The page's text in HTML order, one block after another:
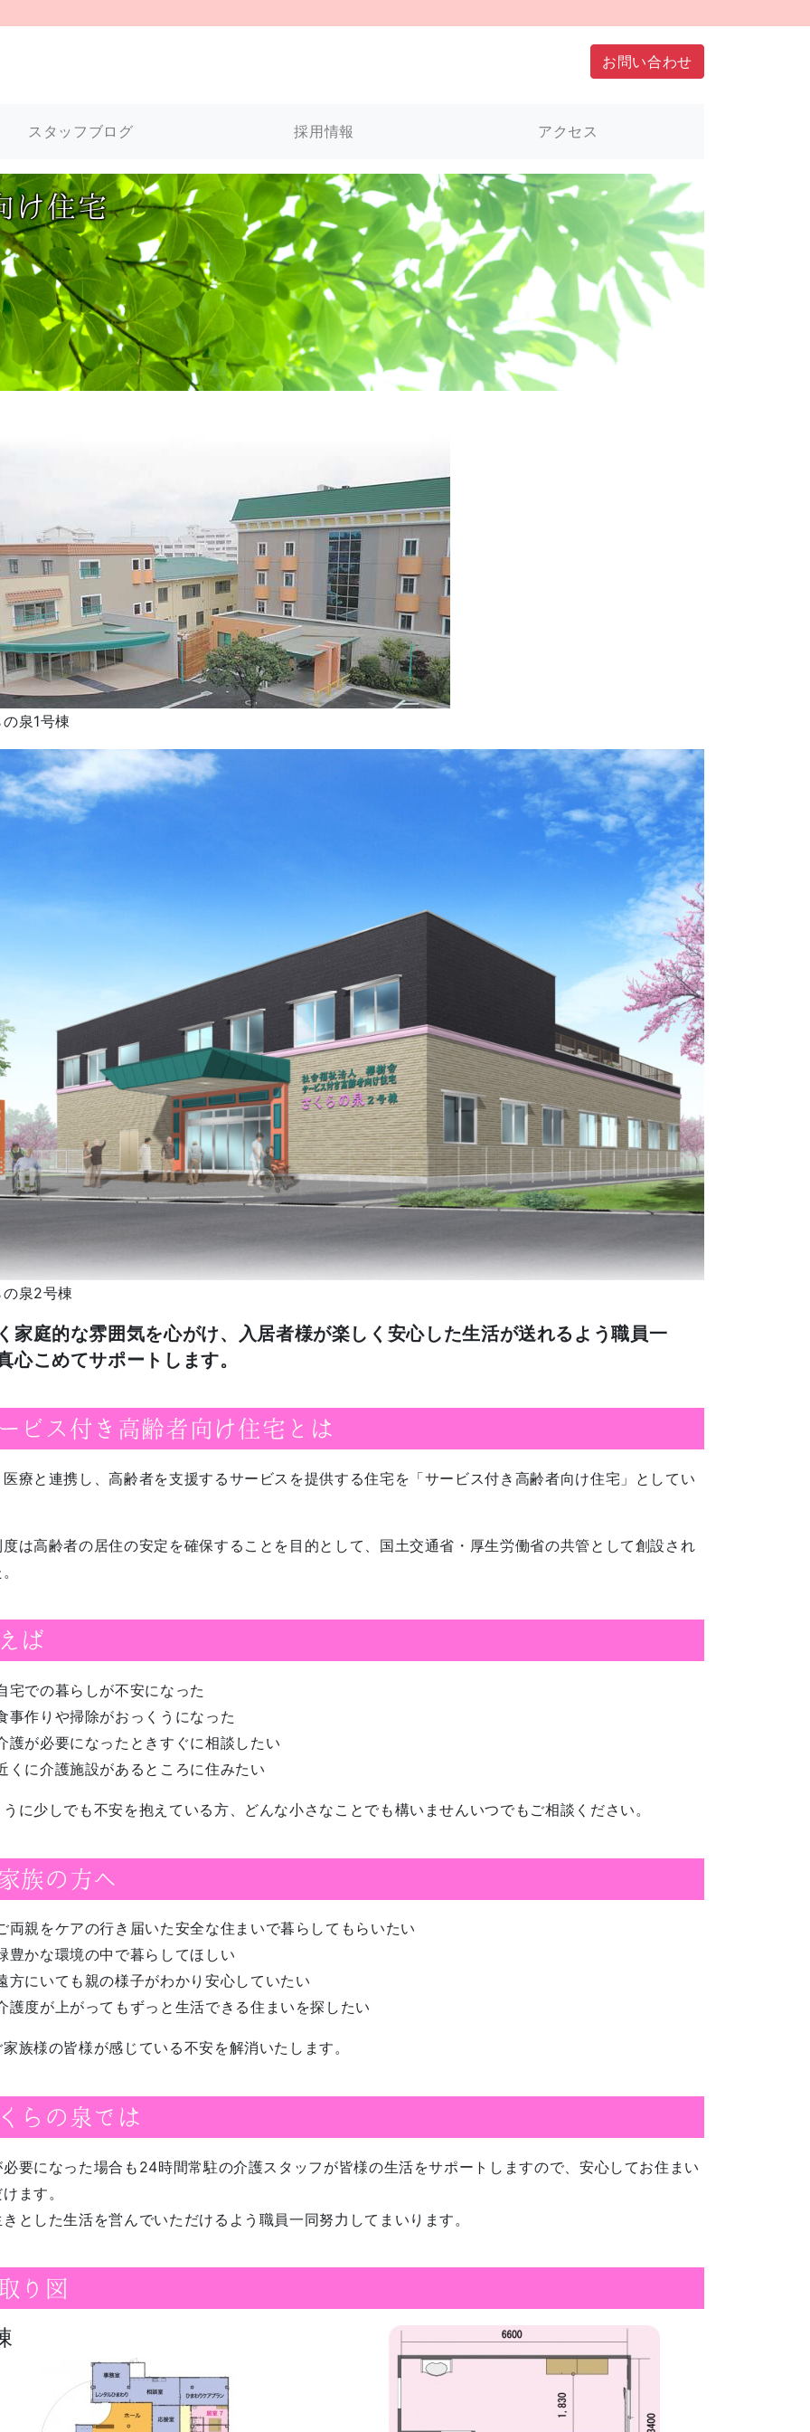
お問い合わせ
スタッフブログ 採用情報 アクセス
け住宅
泉1号棟
泉2号棟
家庭的な雰囲気を心がけ、入居者様が楽しく安心した生活が送れるよう職員一
心こめてサポートします。
ビス付き高齢者向け住宅とは
療と連携し、高齢者を支援するサービスを提供する住宅を「サービス付き高齢者向け住宅」としてい
は高齢者の居住の安定を確保することを目的として、国土交通省・厚生労働省の共管として創設され
ば
宅での暮らしが不安になった
事作りや掃除がおっくうになった
護が必要になったときすぐに相談したい
くに介護施設があるところに住みたい
に少しでも不安を抱えている方、どんな小さなことでも構いませんいつでもご相談ください。
族の方へ
両親をケアの行き届いた安全な住まいで暮らしてもらいたい
豊かな環境の中で暮らしてほしい
方にいても親の様子がわかり安心していたい
護度が上がってもずっと生活できる住まいを探したい
族様の皆様が感じている不安を解消いたします。
らの泉では
要になった場合も24時間常駐の介護スタッフが皆様の生活をサポートしますので、安心してお住まい
ます。
とした生活を営んでいただけるよう職員一同努力してまいります。
り図